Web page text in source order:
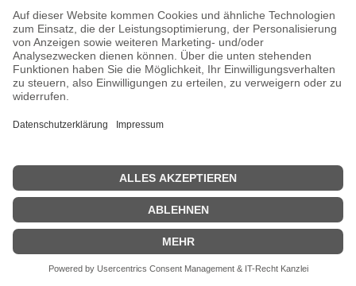
Ihre Schauspielausbildung absolvierte Annabelle Leip von 2001 bis
2005 an der Hochschule für Musik und Darstellende Kunst
Stuttgart. Seit 2005 ist sie am Landestheater Tübingen engagiert.
Einem größeren TV-Publikum wurde sie durch die Rolle der Marie
Bruckner bekannt, die sie von 2008 bis 2010in der ARD-
Telenovela „Sturm der Liebe“ spielte.
Annabelle Leip Wiki, Herkunft, Geburtstag, verheiratet,
Movies Annabelle Leip Filme
| Biografie kurz | Impressum